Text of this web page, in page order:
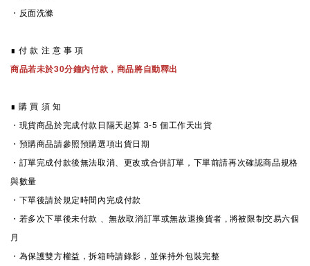
・反面洗滌
∎ 付 款 注 意 事 項
商品若未於30分鐘內付款，商品將自動釋出
∎ 購 買 須 知
・現貨商品於完成付款日隔天起算 3-5 個工作天出貨
・預購商品請參照預購選項出貨日期
・訂單完成付款後無法取消、更改或合併訂單，下單前請再次確認商品規格
與數量
・下單後請於規定時間內完成付款
・若多次下單後未付款 、無故取消訂單或無故退換貨者 , 將被限制交易六個
月
・為保護雙方權益，拆箱時請錄影，並保持外包裝完整